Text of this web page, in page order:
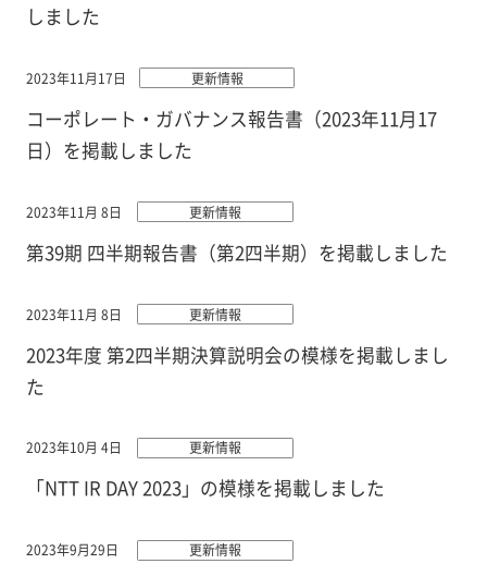
しました
2023年11月17日 更新情報
コーポレート・ガバナンス報告書（2023年11月17
日）を掲載しました
2023年11月 8日 更新情報
第39期 四半期報告書（第2四半期）を掲載しました
2023年11月 8日 更新情報
2023年度 第2四半期決算説明会の模様を掲載しまし
た
2023年10月 4日 更新情報
「NTT IR DAY 2023」の模様を掲載しました
2023年9月29日 更新情報